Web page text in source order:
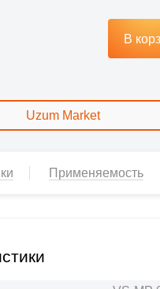
В
Uzum Market
Применяемость